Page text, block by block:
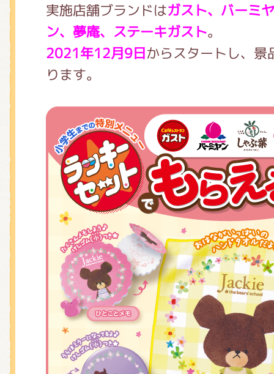
実施店舗ブランドはガスト、バーミ
ン、夢庵、ステーキガスト。
2021年12月9日からスタートし、
ります。
チア ジャッキーズ！
くまのがっこう しょくいんしつ
くまのがっこう 家庭科部